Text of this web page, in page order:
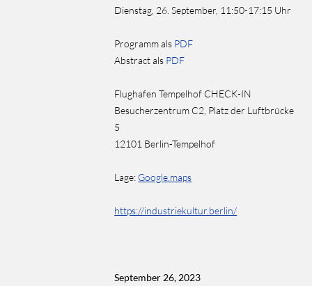
Dienstag, 26. September, 11:50-17:15 Uhr
Programm als PDF
Abstract als PDF
Flughafen Tempelhof CHECK-IN
Besucherzentrum C2, Platz der Luftbrücke
5
12101 Berlin-Tempelhof
Lage: Google.maps
https://industriekultur.berlin/
September 26, 2023